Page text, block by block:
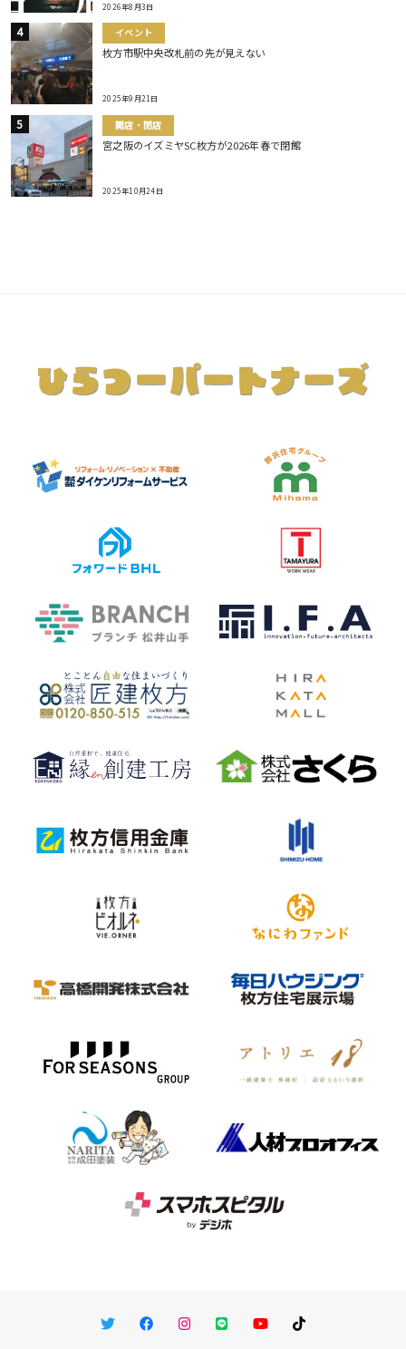
2026年8月3日
イベント
枚方市駅中央改札前の先が見えない
2025年9月21日
開店・閉店
宮之阪のイズミヤSC枚方が2026年春で閉館
2025年10月24日
TwitterFacebookInstagram
LINE You TubeTikTok